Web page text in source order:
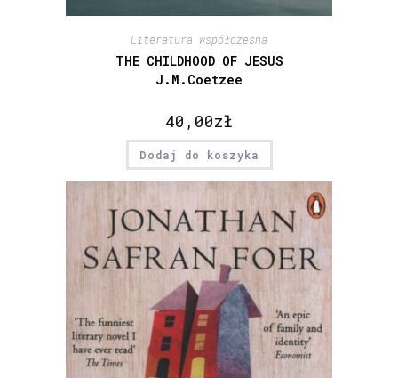
Literatura współczesna
THE CHILDHOOD OF JESUS
J.M.Coetzee
40,00zł
Dodaj do koszyka